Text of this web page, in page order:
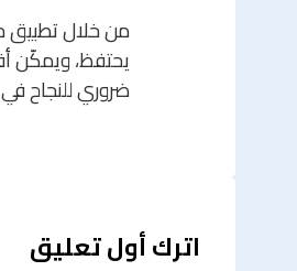
يحتفظ، ويمكّن
ضروري للنجاح
اترك أول تعليق